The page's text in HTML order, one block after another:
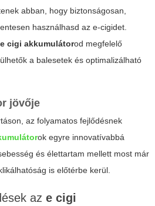
abban, hogy biztonságosan,
használhasd az e-cigidet.
e cigi akkumulátorod megfelelő
a balesetek és optimalizálható
jövője
az folyamatos fejlődésnek
ok egyre innovatívabbá
és élettartam mellett most már
is előtérbe kerül.
az e cigi